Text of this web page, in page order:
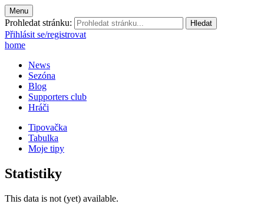
Menu
Prohledat stránku:
Přihlásit se/registrovat
home
News
Sezóna
Blog
Supporters club
Hráči
Tipovačka
Tabulka
Moje tipy
Statistiky
This data is not (yet) available.